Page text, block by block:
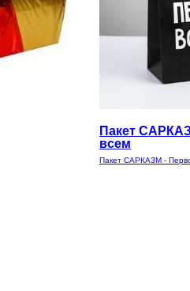
Пакет
всем
Пакет САРКАЗМ -